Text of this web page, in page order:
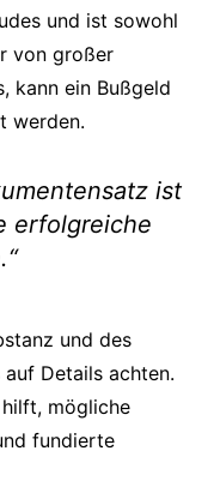
und ist sowohl
von großer
kann ein Bußgeld
werden.
ist
erfolgreiche
und des
Details achten.
mögliche
fundierte